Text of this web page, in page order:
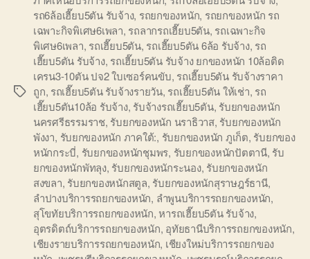
Tags
รถ6ล้อเฮี๊ยบ5ตัน รับจ้าง, รถยกของหนัก, รถยกของหนัก รถ
เฉพาะกิจพิเศษ6เพลา, รถลากรถเฮี๊ยบ5ตัน, รถเฉพาะกิจ
พิเศษ6เพลา, รถเฮี๊ยบ5ตัน, รถเฮี๊ยบ5ตัน 6ล้อ รับจ้าง, รถ
เฮี๊ยบ5ตัน รับจ้าง, รถเฮี๊ยบ5ตัน รับจ้าง ยกของหนัก 10ล้อติด
เครน3-10ตัน ปจ2 ใบเซอร์คนขับ, รถเฮี๊ยบ5ตัน รับจ้างราคา
ถูก, รถเฮี๊ยบ5ตัน รับจ้างรายวัน, รถเฮี๊ยบ5ตัน ให้เช่า, รถ
เฮี๊ยบ5ตัน10ล้อ รับจ้าง, รับจ้างรถเฮี๊ยบ5ตัน, รับยกของหนัก
นครศรีธรรมราช, รับยกของหนัก นราธิวาส, รับยกของหนัก
พังงา, รับยกของหนัก ภาคใต้:, รับยกของหนัก ภูเก็ต, รับยกของ
หนักกระบี่, รับยกของหนักชุมพร, รับยกของหนักปัตตานี, รับ
ยกของหนักพัทลุง, รับยกของหนักระนอง, รับยกของหนัก
สงขลา, รับยกของหนักสตูล, รับยกของหนักสุราษฎร์ธานี,
ลำปางบริการรถยกของหนัก, ลำพูนบริการรถยกของหนัก,
สุโขทัยบริการรถยกของหนัก,หารถเฮี๊ยบ5ตัน รับจ้าง,
อุตรดิตถ์บริการรถยกของหนัก, อุทัยธานีบริการรถยกของหนัก,
เชียงรายบริการรถยกของหนัก, เชียงใหม่บริการรถยกของ